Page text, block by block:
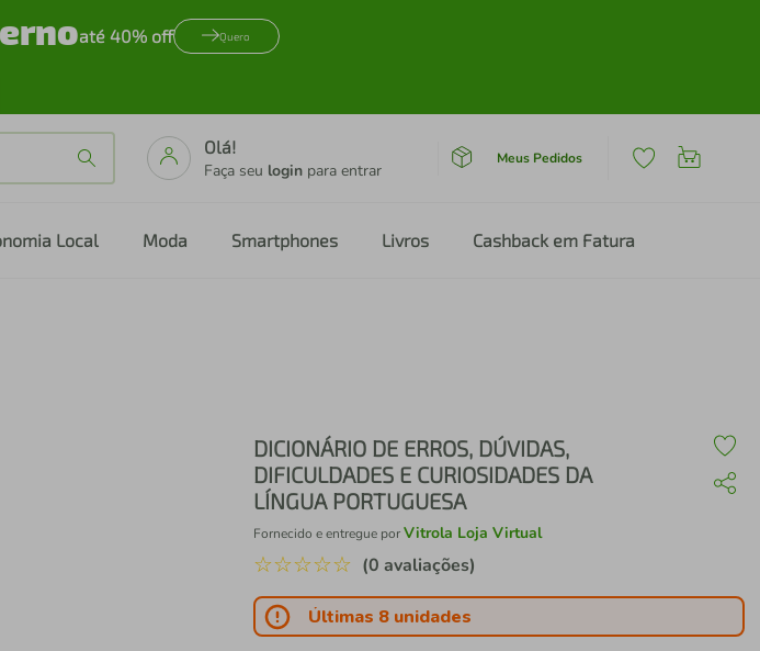
até 40% off Quero
Olá!
Faça seu login para entrar
Meus Pedidos
Local Moda Smartphones Livros Cashback em Fatura
DICIONÁRIO DE ERROS, DÚVIDAS,
DIFICULDADES E CURIOSIDADES DA
LÍNGUA PORTUGUESA
Fornecido e entregue porVitrola Loja Virtual
☆☆☆☆☆ (0 avaliações)
Últimas 8 unidades